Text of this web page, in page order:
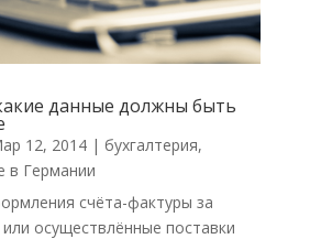
данные должны быть
12, 2014| бухгалтерия,
в Германии
счёта-фактуры за
или осуществлённые поставки